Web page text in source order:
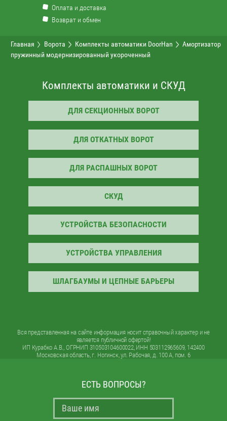
Оплата и доставка
Возврат и обмен
Главная Ворота Комплекты автоматики DoorHan
Амортизатор
пружинный модернизированный укороченный
Комплекты автоматики и СКУД
ДЛЯ СЕКЦИОННЫХ ВОРОТ
ДЛЯ ОТКАТНЫХ ВОРОТ
ДЛЯ РАСПАШНЫХ ВОРОТ
СКУД
УСТРОЙСТВА БЕЗОПАСНОСТИ
УСТРОЙСТВА УПРАВЛЕНИЯ
ШЛАГБАУМЫ И ЦЕПНЫЕ БАРЬЕРЫ
Вся представленная на сайте информация носит справочный характер и не
является публичной офертой!
ИП Курабко А.В., ОГРНИП 310503104600022, ИНН 503112965609, 142400
Московская область, г. Ногинск, ул. Рабочая, д. 100 А, пом. 6
ЕСТЬ ВОПРОСЫ?